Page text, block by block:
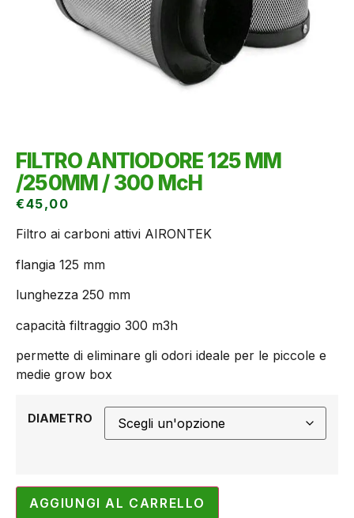
FILTRO ANTIODORE 125 MM
/250MM / 300 McH
€45,00
Filtro ai carboni attivi AIRONTEK
flangia 125 mm
lunghezza 250 mm
capacità filtraggio 300 m3h
permette di eliminare gli odori ideale per le piccole e
medie grow box
DIAMETRO
AGGIUNGI AL CARRELLO